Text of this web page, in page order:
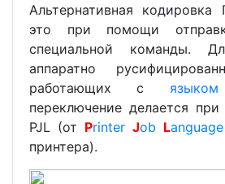
Альтернативная
это при помощи
специальной команды.
аппаратно
работающих с
переключение делается
PJL (от Printer Job Language
принтера).